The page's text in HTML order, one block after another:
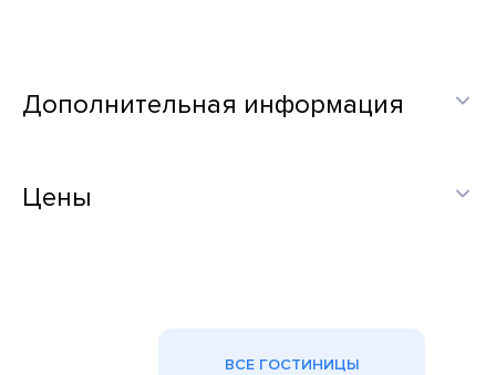
Дополнительная информация
Цены
ВСЕ ГОСТИНИЦЫ